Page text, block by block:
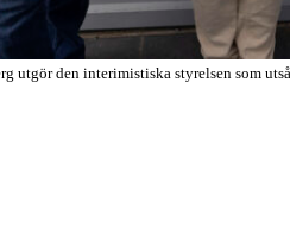
utgör den interimistiska styrelsen som